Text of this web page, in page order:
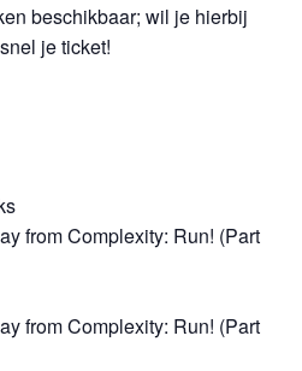
beschikbaar; wil je hierbij
je ticket!
from Complexity: Run! (Part
from Complexity: Run! (Part